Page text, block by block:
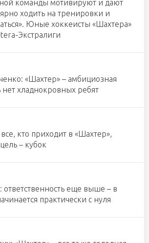
команды мотивируют и дают
ходить на тренировки и
Юные хоккеисты «Шахтера»
Экстралиги
«Шахтер» – амбициозная
нет хладнокровных ребят
кто приходит в «Шахтер»,
– кубок
еще выше – в
практически с нуля